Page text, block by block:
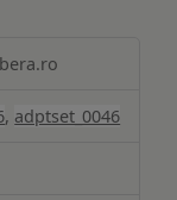
, adptset_0046